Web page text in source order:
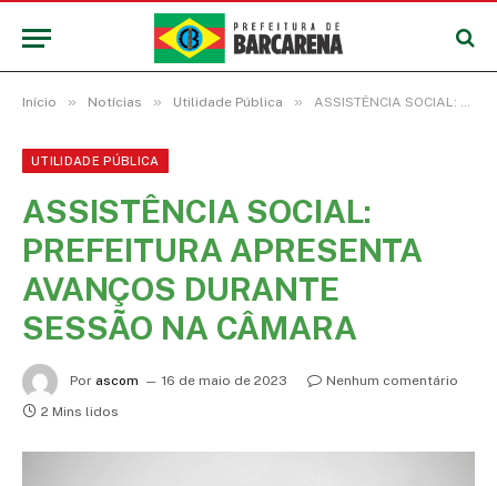
Início » Notícias » Utilidade Pública » ASSISTÊNCIA SOCIAL: PREFEITURA APRESENTA AVANÇOS DURANTE SESSÃO NA CÂMARA
UTILIDADE PÚBLICA
ASSISTÊNCIA SOCIAL:
PREFEITURA APRESENTA
AVANÇOS DURANTE
SESSÃO NA CÂMARA
Por ascom 16 de maio de 2023
Nenhum comentário
2 Mins lidos